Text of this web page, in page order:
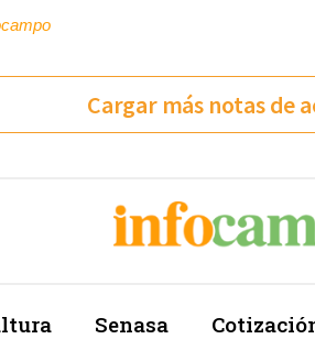
Cargar más notas de
Senasa